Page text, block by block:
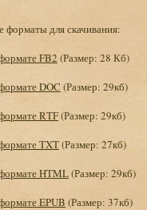
форматы для скачивания:
FB2 (Размер: 28 Кб)
DOC (Размер: 29кб)
RTF(Размер: 29кб)
TXT(Размер: 27кб)
HTML(Размер: 29кб)
EPUB (Размер: 37кб)